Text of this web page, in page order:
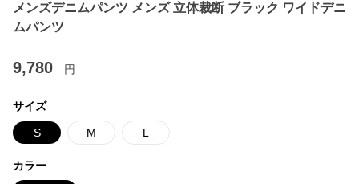
メンズデニムパンツ メンズ 立体裁断 ブラック ワイドデニ
ムパンツ
9,780 円
サイズ
S M L
カラー